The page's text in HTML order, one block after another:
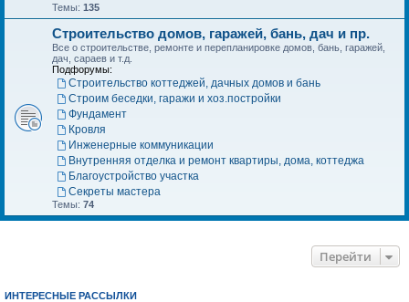
Темы: 135
Строительство домов, гаражей, бань, дач и пр.
Все о строительстве, ремонте и перепланировке домов, бань, гаражей,
дач, сараев и т.д.
Подфорумы:
Строительство коттеджей, дачных домов и бань
Строим беседки, гаражи и хоз.постройки
Фундамент
Кровля
Инженерные коммуникации
Внутренняя отделка и ремонт квартиры, дома, коттеджа
Благоустройство участка
Секреты мастера
Темы: 74
Перейти
ИНТЕРЕСНЫЕ РАССЫЛКИ